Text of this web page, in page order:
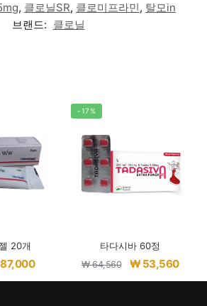
, 클로닐SR, 클로미프라민, 탈모in
브랜드: 클로닐
20개
87,000현
재
-17%
타다시바 60정
₩64,560
원
래
₩ 53,560현
재